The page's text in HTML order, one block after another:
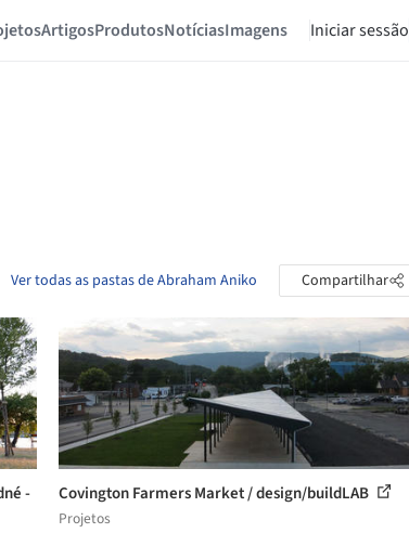
ArtigosProdutosNotíciasImagens Iniciar sessão
Ver todas as pastas de Abraham Aniko Compartilhar
-
Covington Farmers Market / design/buildLAB
Projetos